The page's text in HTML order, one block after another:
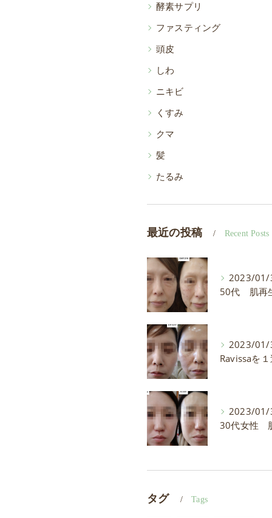
酵素サプリ
ファスティング
頭皮
しわ
ニキビ
くすみ
クマ
髪
たるみ
最近の投稿 Recent Posts
2023/01/
2023/01/
2023/01/
タグ Tags